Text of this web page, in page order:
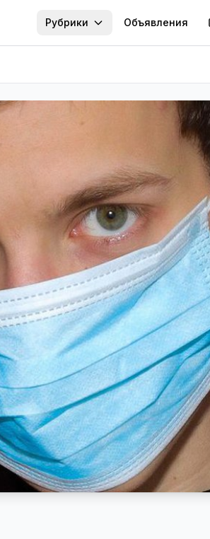
Рубрики Объявления